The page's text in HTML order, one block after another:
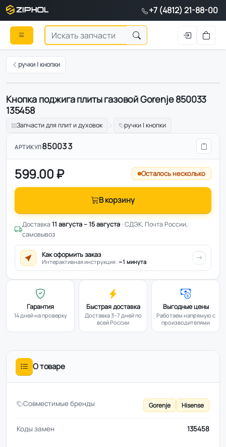
+7 (4812) 21-88-00
ручки | кнопки
Оригинал
Кнопка поджига плиты газовой Gorenje 850033
135458
Запчасти для плит и духовок ручки | кнопки
АРТИКУЛ850033
599.00 ₽ Осталось несколько
В корзину
Доставка11 августа – 15 августа · СДЭК, Почта России,
самовывоз
Как оформить заказ
Интерактивная инструкция · ~1 минута
Гарантия
14 дней на проверку
Быстрая доставка
Доставка 3–7 дней по
всей России
Выгодные цены
Работаем напрямую с
производителями
О товаре
Совместимые бренды Gorenje Hisense
Коды замен 135458